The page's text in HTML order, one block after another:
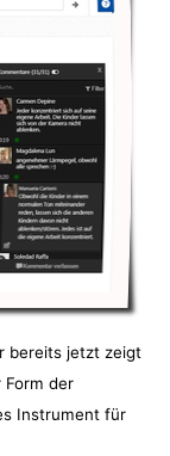
bereits jetzt zeigt
Form der
Instrument für